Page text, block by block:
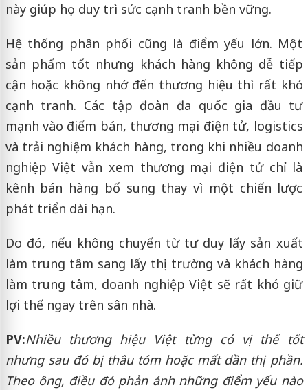
này giúp họ duy trì sức cạnh tranh bền vững.
Hệ thống phân phối cũng là điểm yếu lớn. Một
sản phẩm tốt nhưng khách hàng không dễ tiếp
cận hoặc không nhớ đến thương hiệu thì rất khó
cạnh tranh. Các tập đoàn đa quốc gia đầu tư
mạnh vào điểm bán, thương mại điện tử, logistics
và trải nghiệm khách hàng, trong khi nhiều doanh
nghiệp Việt vẫn xem thương mại điện tử chỉ là
kênh bán hàng bổ sung thay vì một chiến lược
phát triển dài hạn.
Do đó, nếu không chuyển từ tư duy lấy sản xuất
làm trung tâm sang lấy thị trường và khách hàng
làm trung tâm, doanh nghiệp Việt sẽ rất khó giữ
lợi thế ngay trên sân nhà.
PV:Nhiều thương hiệu Việt từng có vị thế tốt
nhưng sau đó bị thâu tóm hoặc mất dần thị phần.
Theo ông, điều đó phản ánh những điểm yếu nào